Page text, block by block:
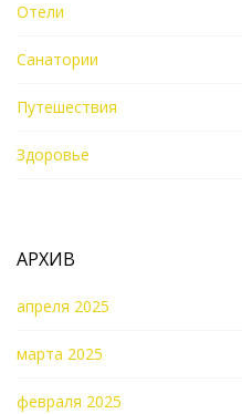
Отели
Санатории
Путешествия
Здоровье
АРХИВ
апреля 2025
марта 2025
февраля 2025